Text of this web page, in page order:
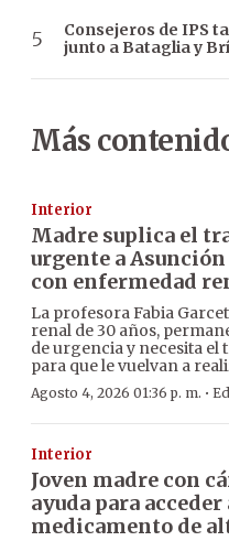
Consejeros de IPS
junto a Bataglia y
Más
Interior
Madre suplica el
urgente a
con enfermedad
La profesora Fabia
renal de 30 años,
de urgencia y necesita el
para que le vuelvan a
Agosto 4, 2026 01:36 p. m. ·
Interior
Joven madre con
ayuda para acceder
medicamento de